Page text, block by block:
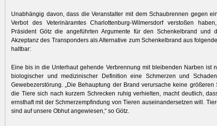
Unabhängig davon, dass die Veranstalter mit dem Schaubrennen gegen
Verbot des Veterinäramtes Charlottenburg-Wilmersdorf verstoßen
Präsident Götz die angeführten Argumente für den Schenkelbrand und
Akzeptanz des Transponders als Alternative zum Schenkelbrand aus
haltbar:
Eine bis in die Unterhaut gehende Verbrennung mit bleibenden Narben ist
biologischer und medizinischer Definition eine Schmerzen und
Gewebezerstörung. „Die Behauptung der Brand verursache keine größeren
die Tiere sich nach kurzem Schrecken ruhig verhielten, macht deutlich,
ernsthaft mit der Schmerzempfindung von Tieren auseinandersetzen will.
sind auf unsere Obhut angewiesen,“ so Götz.